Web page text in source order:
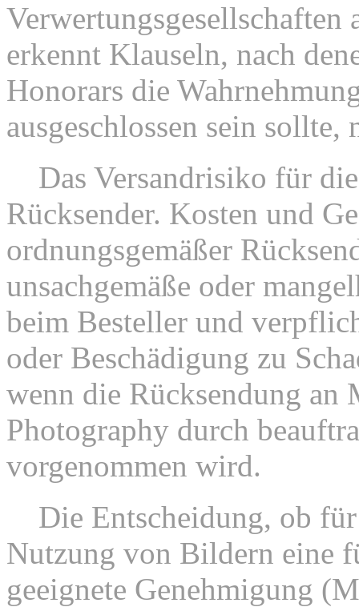
erkennt Klauseln, nach
Honorars die
ausgeschlossen sein sollte,
Das Versandrisiko für
Rücksender. Kosten und
ordnungsgemäßer
unsachgemäße oder
beim Besteller und
oder Beschädigung zu
wenn die Rücksendung an
Photography durch
vorgenommen wird.
Die Entscheidung, ob
Nutzung von Bildern eine
geeignete Genehmigung